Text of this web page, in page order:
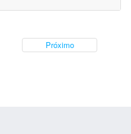
Próximo